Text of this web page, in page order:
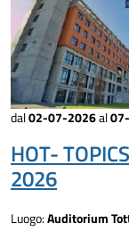
dal02-07-2026al
HOT-
2026
Luogo:Auditorium